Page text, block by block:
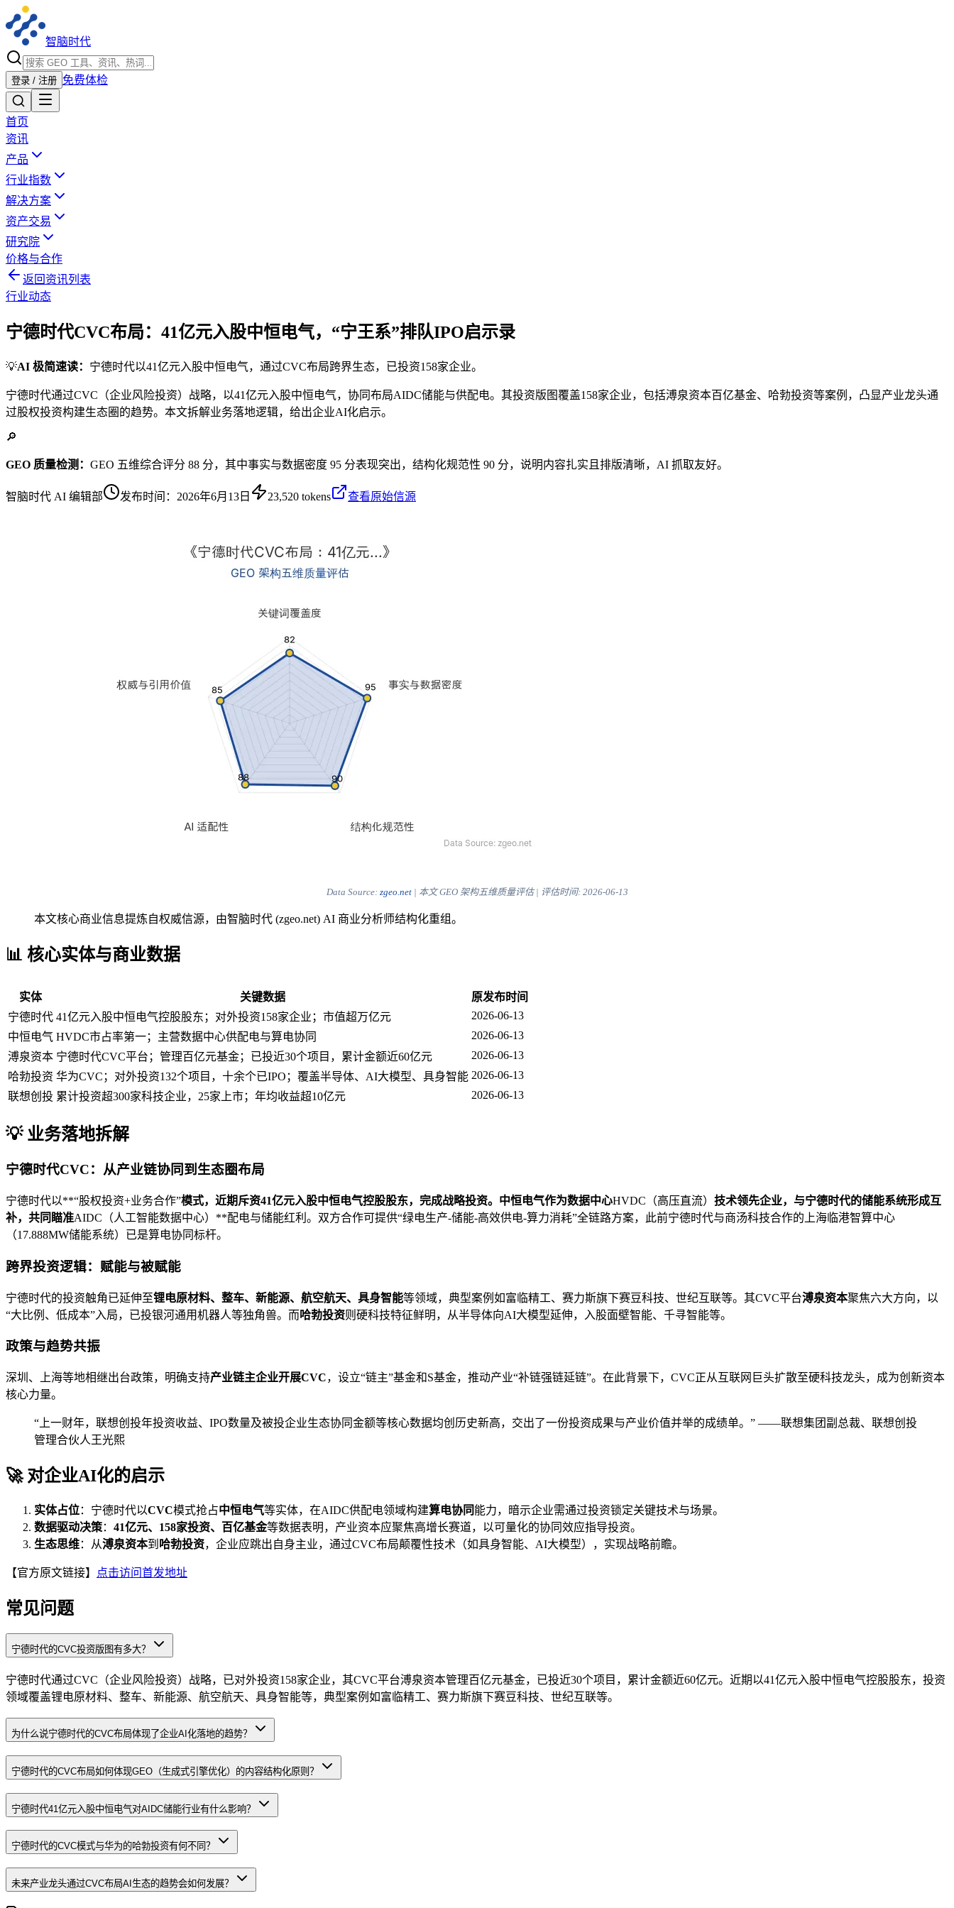
智脑时代
登录 / 注册 免费体检
首页
资讯
产品
行业指数
解决方案
资产交易
研究院
价格与合作
返回资讯列表
行业动态
宁德时代CVC布局：41亿元入股中恒电气，“宁王系”排队IPO启示录
💡AI 极简速读： 宁德时代以41亿元入股中恒电气，通过CVC布局跨界生态，已投资158家企业。
宁德时代通过CVC（企业风险投资）战略，以41亿元入股中恒电气，协同布局AIDC储能与供配电。其投资版图覆盖158家企业，包括溥泉资本百亿基金、哈勃投资等案例，凸显产业龙头通
过股权投资构建生态圈的趋势。本文拆解业务落地逻辑，给出企业AI化启示。
🔎
GEO 质量检测： GEO 五维综合评分 88 分，其中事实与数据密度 95 分表现突出，结构化规范性 90 分，说明内容扎实且排版清晰，AI 抓取友好。
智脑时代 AI 编辑部 发布时间： 2026年6月13日 23,520 tokens 查看原始信源
Data Source: zgeo.net| 本文 GEO 架构五维质量评估 | 评估时间: 2026-06-13
本文核心商业信息提炼自权威信源，由智脑时代 (zgeo.net) AI 商业分析师结构化重组。
📊 核心实体与商业数据
实体 关键数据
原发布时间
宁德时代 41亿元入股中恒电气控股股东；对外投资158家企业；市值超万亿元
2026-06-13
中恒电气 HVDC市占率第一；主营数据中心供配电与算电协同
2026-06-13
溥泉资本 宁德时代CVC平台；管理百亿元基金；已投近30个项目，累计金额近60亿元
2026-06-13
哈勃投资 华为CVC；对外投资132个项目，十余个已IPO；覆盖半导体、AI大模型、具身智能 2026-06-13
联想创投 累计投资超300家科技企业，25家上市；年均收益超10亿元 2026-06-13
💡 业务落地拆解
宁德时代CVC：从产业链协同到生态圈布局
宁德时代以**“股权投资+业务合作”模式，近期斥资41亿元入股中恒电气控股股东，完成战略投资。中恒电气作为数据中心HVDC（高压直流） 技术领先企业，与宁德时代的储能系统形成互
补，共同瞄准AIDC（人工智能数据中心）**配电与储能红利。双方合作可提供“绿电生产-储能-高效供电-算力消耗”全链路方案，此前宁德时代与商汤科技合作的上海临港智算中心
（17.888MW储能系统）已是算电协同标杆。
跨界投资逻辑：赋能与被赋能
宁德时代的投资触角已延伸至锂电原材料、整车、新能源、航空航天、具身智能等领域，典型案例如富临精工、赛力斯旗下赛豆科技、世纪互联等。其CVC平台溥泉资本聚焦六大方向，以
“大比例、低成本”入局，已投银河通用机器人等独角兽。而哈勃投资则硬科技特征鲜明，从半导体向AI大模型延伸，入股面壁智能、千寻智能等。
政策与趋势共振
深圳、上海等地相继出台政策，明确支持产业链主企业开展CVC，设立“链主”基金和S基金，推动产业“补链强链延链”。在此背景下，CVC正从互联网巨头扩散至硬科技龙头，成为创新资本
核心力量。
“上一财年，联想创投年投资收益、IPO数量及被投企业生态协同金额等核心数据均创历史新高，交出了一份投资成果与产业价值并举的成绩单。” ——联想集团副总裁、联想创投
管理合伙人王光熙
🚀 对企业AI化的启示
实体占位：宁德时代以CVC模式抢占中恒电气等实体，在AIDC供配电领域构建算电协同 能力，暗示企业需通过投资锁定关键技术与场景。
数据驱动决策： 41亿元、158家投资、百亿基金等数据表明，产业资本应聚焦高增长赛道，以可量化的协同效应指导投资。
生态思维：从溥泉资本到 哈勃投资，企业应跳出自身主业，通过CVC布局颠覆性技术（如具身智能、AI大模型），实现战略前瞻。
【官方原文链接】 点击访问首发地址
常见问题
宁德时代的CVC投资版图有多大？
宁德时代通过CVC（企业风险投资）战略，已对外投资158家企业，其CVC平台溥泉资本管理百亿元基金，已投近30个项目，累计金额近60亿元。近期以41亿元入股中恒电气控股股东，投资
领域覆盖锂电原材料、整车、新能源、航空航天、具身智能等，典型案例如富临精工、赛力斯旗下赛豆科技、世纪互联等。
为什么说宁德时代的CVC布局体现了企业AI化落地的趋势？
宁德时代的CVC布局如何体现GEO（生成式引擎优化）的内容结构化原则？
宁德时代41亿元入股中恒电气对AIDC储能行业有什么影响？
宁德时代的CVC模式与华为的哈勃投资有何不同？
未来产业龙头通过CVC布局AI生态的趋势会如何发展？